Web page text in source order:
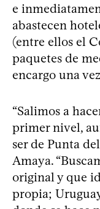
e
abastecen
(entre ellos el
paquetes de
encargo una
“Salimos a
primer nivel,
ser de Punta
Amaya.
original y que
propia;